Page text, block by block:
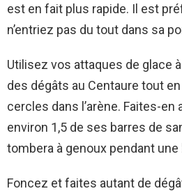
est en fait plus rapide. Il est
n’entriez pas du tout dans sa
Utilisez vos attaques de glace
des dégâts au Centaure tout
cercles dans l’arène. Faites-
environ 1,5 de ses barres de
tombera à genoux pendant une
Foncez et faites autant de